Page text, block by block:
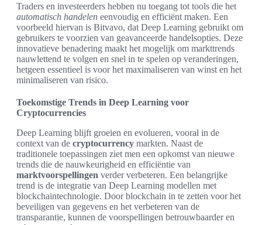
Traders en investeerders hebben nu toegang tot tools die het
automatisch handelen eenvoudig en efficiënt maken. Een
voorbeeld hiervan is Bitvavo, dat Deep Learning gebruikt om
gebruikers te voorzien van geavanceerde handelsopties. Deze
innovatieve benadering maakt het mogelijk om markttrends
nauwlettend te volgen en snel in te spelen op veranderingen,
hetgeen essentieel is voor het maximaliseren van winst en het
minimaliseren van risico.
Toekomstige Trends in Deep Learning voor
Cryptocurrencies
Deep Learning blijft groeien en evolueren, vooral in de
context van de cryptocurrency markten. Naast de
traditionele toepassingen ziet men een opkomst van nieuwe
trends die de nauwkeurigheid en efficiëntie van
marktvoorspellingen verder verbeteren. Een belangrijke
trend is de integratie van Deep Learning modellen met
blockchaintechnologie. Door blockchain in te zetten voor het
beveiligen van gegevens en het verbeteren van de
transparantie, kunnen de voorspellingen betrouwbaarder en